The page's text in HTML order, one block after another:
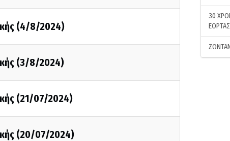
(4/8/2024)
(3/8/2024)
(21/07/2024)
(20/07/2024)
30